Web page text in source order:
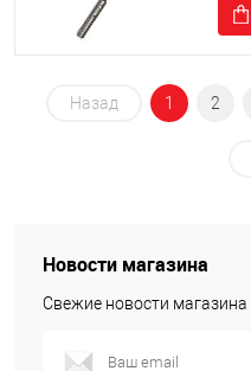
Назад 1 2
Новости магазина
Свежие новости магазина